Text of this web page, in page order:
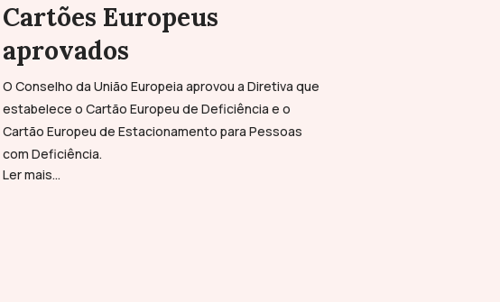
Cartões Europeus
aprovados
O Conselho da União Europeia aprovou a Diretiva que
estabelece o Cartão Europeu de Deficiência e o
Cartão Europeu de Estacionamento para Pessoas
com Deficiência.
Ler mais...